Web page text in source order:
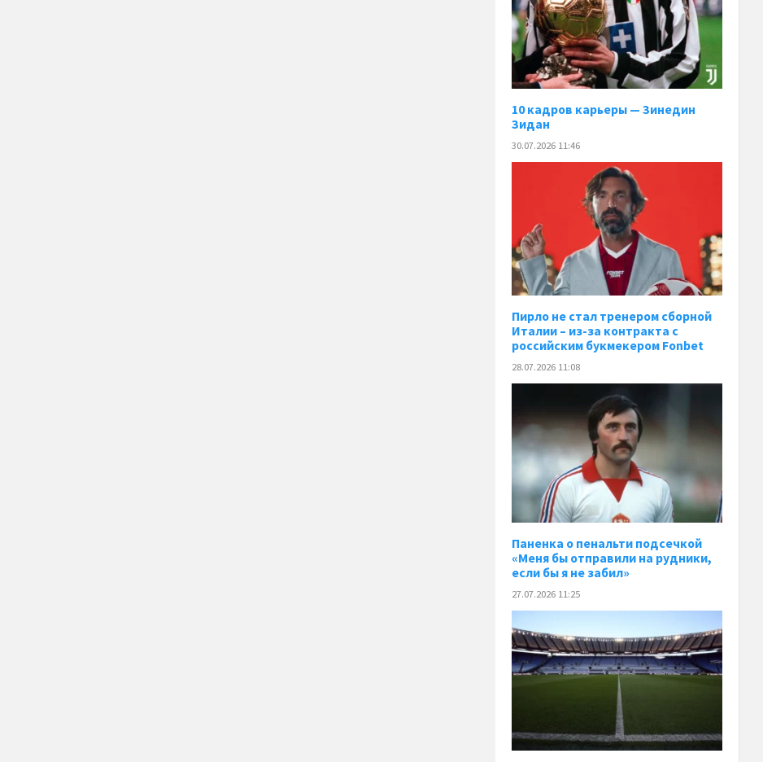
10 кадров карьеры — Зинедин
Зидан
30.07.2026 11:46
Пирло не стал тренером сборной
Италии – из-за контракта с
российским букмекером Fonbet
28.07.2026 11:08
Паненка o пенальти подсечкой
«Меня бы отправили на рудники,
если бы я не забил»
27.07.2026 11:25